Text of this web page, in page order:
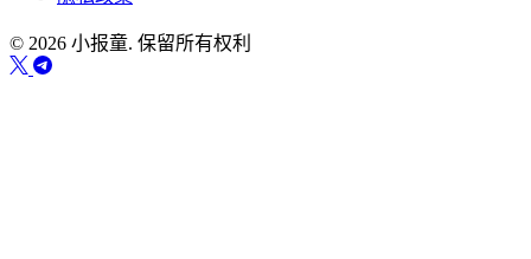
© 2026 小报童. 保留所有权利